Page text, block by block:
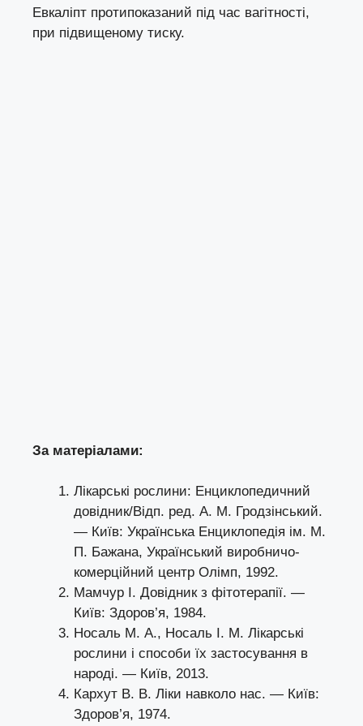
Евкаліпт протипоказаний під час вагітності,
при підвищеному тиску.
За матеріалами:
Лікарські рослини: Енциклопедичний
довідник/Відп. ред. А. М. Гродзінський.
— Київ: Українська Енциклопедія ім. М.
П. Бажана, Український виробничо-
комерційний центр Олімп, 1992.
Мамчур І. Довідник з фітотерапії. —
Київ: Здоров’я, 1984.
Носаль М. А., Носаль І. М. Лікарські
рослини і способи їх застосування в
народі. — Київ, 2013.
Кархут В. В. Ліки навколо нас. — Київ:
Здоров’я, 1974.